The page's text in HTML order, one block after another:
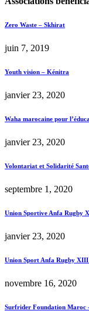
Zero Waste – Skhirat
juin 7, 2019
Youth vision – Kénitra
janvier 23, 2020
Waha marocaine pour
janvier 23, 2020
Volontariat et Solidarité
septembre 1, 2020
Union Sportive Anfa Rugby
janvier 23, 2020
Union Sport Anfa Rugby XIII
novembre 16, 2020
Surfrider Foundation Maroc